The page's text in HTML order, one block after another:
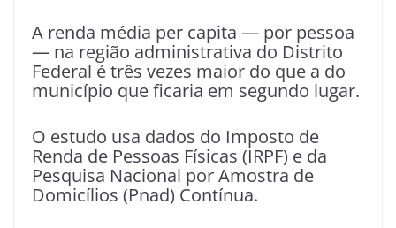
A renda média per capita — por pessoa
— na região administrativa do Distrito
Federal é três vezes maior do que a do
município que ficaria em segundo lugar.
O estudo usa dados do Imposto de
Renda de Pessoas Físicas (IRPF) e da
Pesquisa Nacional por Amostra de
Domicílios (Pnad) Contínua.